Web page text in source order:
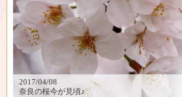
2017/04/08
奈良の桜今が見頃♪